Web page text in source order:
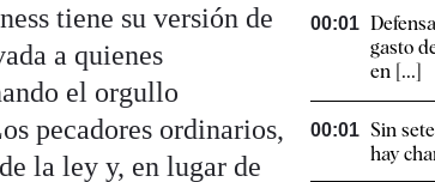
tiene su versión de
a quienes
el orgullo
pecadores ordinarios,
la ley y, en lugar de
00:01
gasto
en [...]
00:01 Sin
hay